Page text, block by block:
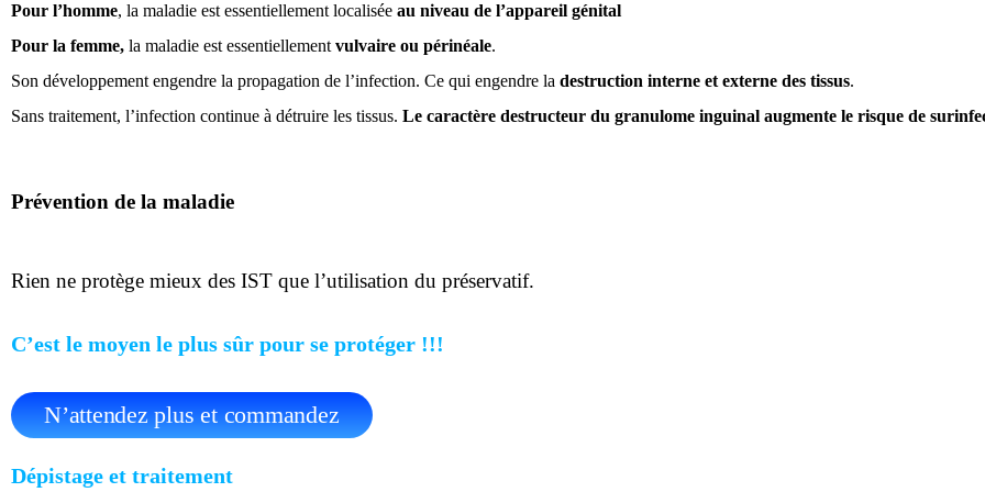
Pour l’homme, la maladie est essentiellement localisée au niveau de l’appareil génital
Pour la femme, la maladie est essentiellement vulvaire ou périnéale.
Son développement engendre la propagation de l’infection. Ce qui engendre la destruction interne et externe des tissus.
Sans traitement, l’infection continue à détruire les tissus. Le caractère destructeur du granulome inguinal augmente le risque de
Prévention de la maladie
Rien ne protège mieux des IST que l’utilisation du préservatif.
C’est le moyen le plus sûr pour se protéger !!!
N’attendez plus et commandez
Dépistage et traitement